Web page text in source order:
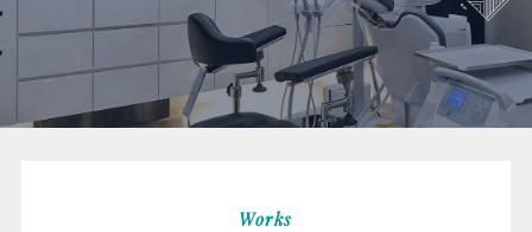
Works